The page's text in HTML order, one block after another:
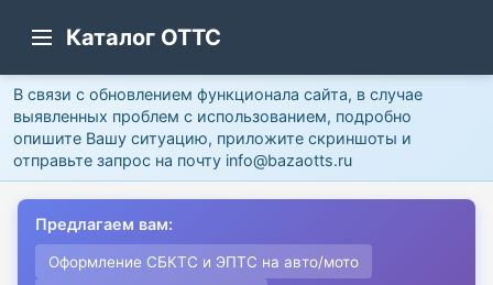
Каталог ОТТС
В связи с обновлением функционала сайта, в случае
выявленных проблем с использованием, подробно
опишите Вашу ситуацию, приложите скриншоты и
отправьте запрос на почту info@bazaotts.ru
Предлагаем вам:
Оформление СБКТС и ЭПТС на авто/мото